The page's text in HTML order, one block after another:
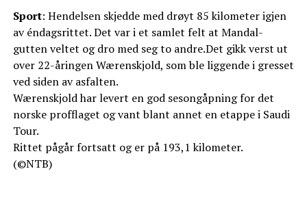
Sport: Hendelsen skjedde med drøyt 85 kilometer igjen
av éndagsrittet. Det var i et samlet felt at Mandal-
gutten veltet og dro med seg to andre.Det gikk verst ut
over 22-åringen Wærenskjold, som ble liggende i gresset
ved siden av asfalten.
Wærenskjold har levert en god sesongåpning for det
norske profflaget og vant blant annet en etappe i Saudi
Tour.
Rittet pågår fortsatt og er på 193,1 kilometer.
(©NTB)